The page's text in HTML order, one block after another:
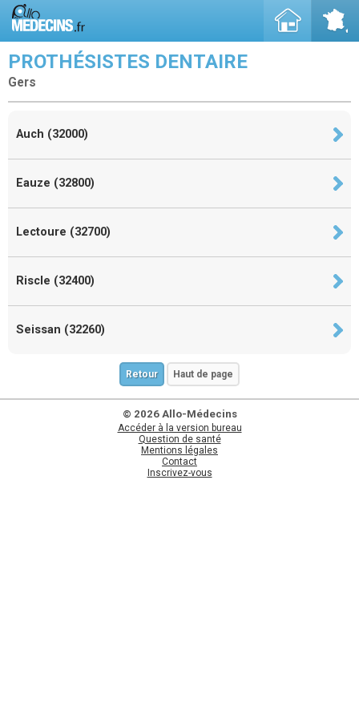
PROTHÉSISTES DENTAIRE
Gers
Auch (32000)
Eauze (32800)
Lectoure (32700)
Riscle (32400)
Seissan (32260)
Retour Haut de page
© 2026 Allo-Médecins
Accéder à la version bureau
Question de santé
Mentions légales
Contact
Inscrivez-vous